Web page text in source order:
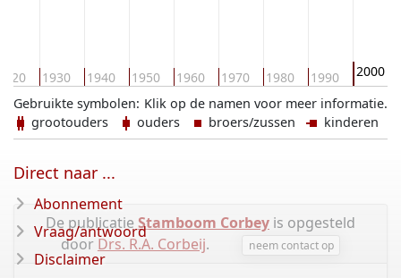
1930 1940 1950 1960 1970 1980 1990 2000
Klik op de namen voor meer informatie.
Gebruikte symbolen:
grootouders
ouders broers/zussen kinderen
De publicatie Stamboom Corbey is opgesteld
door Drs. R.A. Corbeij. neem contact op
Direct naar ...
Abonnement
Vraag/antwoord
Disclaimer